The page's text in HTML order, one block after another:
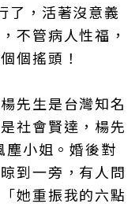
了，活著沒意義
不管病人性福，
個搖頭！
楊先生是台灣知名
社會賢達，楊先
小姐。婚後對
到一旁，有人問
她重振我的六點